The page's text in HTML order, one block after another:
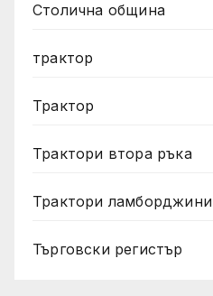
Столична община
трактор
Трактор
Трактори втора ръка
Трактори ламборджини
Търговски регистър